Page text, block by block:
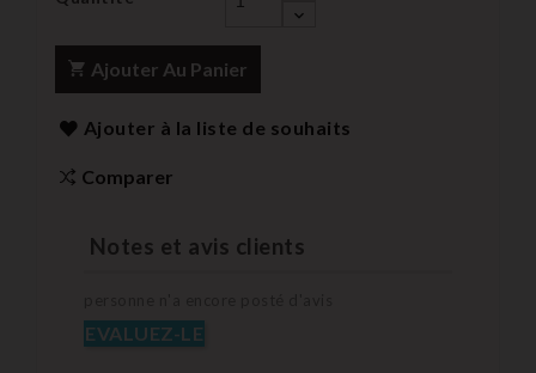
Ajouter Au Panier
Ajouter à la liste de souhaits
Comparer
Notes et avis clients
EVALUEZ-LE